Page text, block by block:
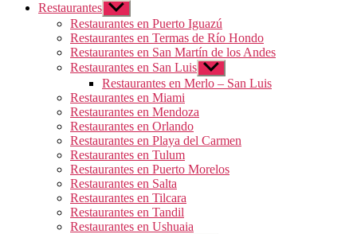
Restaurantes Mostrar
el
submenú
Restaurantes en Puerto Iguazú
Restaurantes en Termas de Río Hondo
Restaurantes en San Martín de los Andes
Restaurantes en San Luis Mostrar
el
submenú
Restaurantes en Merlo – San Luis
Restaurantes en Miami
Restaurantes en Mendoza
Restaurantes en Orlando
Restaurantes en Playa del Carmen
Restaurantes en Tulum
Restaurantes en Puerto Morelos
Restaurantes en Salta
Restaurantes en Tilcara
Restaurantes en Tandil
Restaurantes en Ushuaia